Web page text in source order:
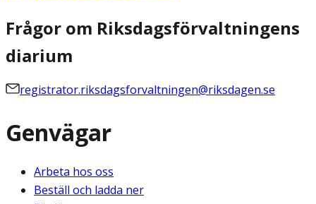
Frågor om Riksdagsförvaltningens
diarium
registrator.riksdagsforvaltningen@riksdagen.se
Genvägar
Arbeta hos oss
Beställ och ladda ner